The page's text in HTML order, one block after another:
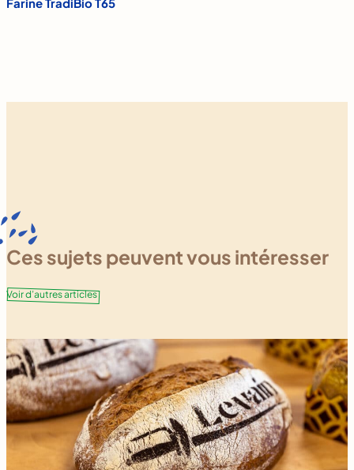
Farine TradiBio T65
Ces sujets peuvent vous intéresser
Voir d’autres articles